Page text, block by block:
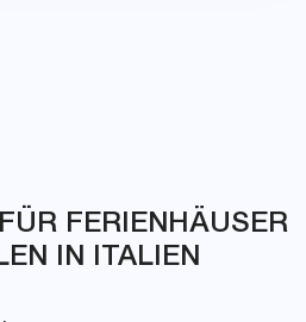
FERIENHÄUSER
IN ITALIEN